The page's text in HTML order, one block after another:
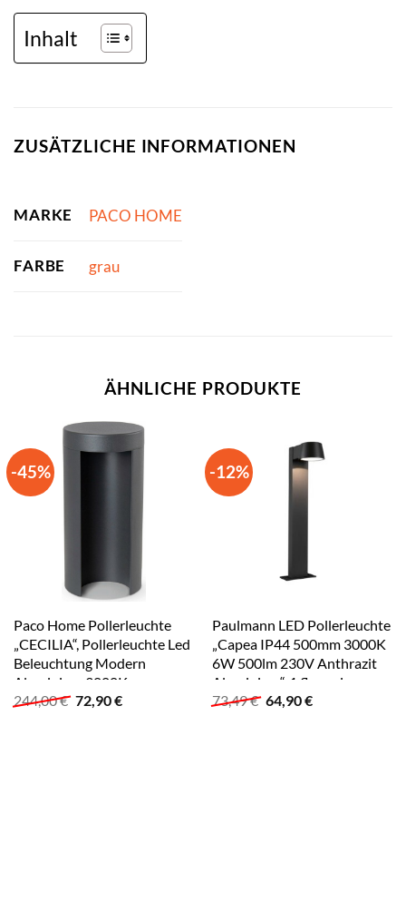
Inhalt
ZUSÄTZLICHE INFORMATIONEN
MARKE PACO HOME
FARBE grau
ÄHNLICHE PRODUKTE
-45%
Paco Home Pollerleuchte
„CECILIA“, Pollerleuchte Led
Beleuchtung Modern
Aluminium 3000K
Standleuchte grau
244,00€ Ursprünglicher
72,90€Aktueller
-12%
Paulmann LED Pollerleuchte
„Capea IP44 500mm 3000K
6W 500lm 230V Anthrazit
Aluminium“, 1 flammig
anthrazit
73,49€ Ursprünglicher
64,90€Aktueller